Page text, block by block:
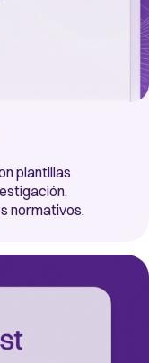
plantillas
normativos.